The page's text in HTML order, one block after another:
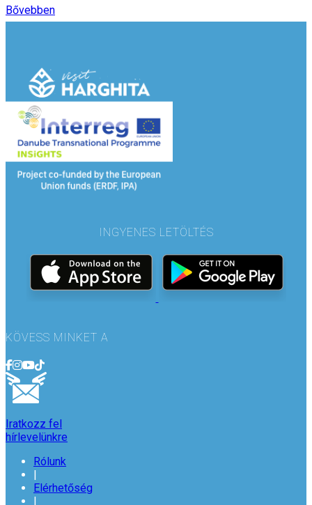
Bővebben
INGYENES LETÖLTÉS
KÖVESS MINKET A
Iratkozz fel
hírlevelünkre
Rólunk
|
Elérhetőség
|